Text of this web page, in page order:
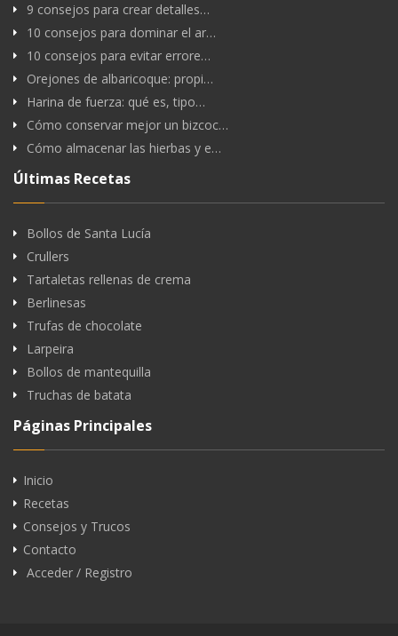
9 consejos para crear detalles…
10 consejos para dominar el ar…
10 consejos para evitar errore…
Orejones de albaricoque: propi…
Harina de fuerza: qué es, tipo…
Cómo conservar mejor un bizcoc…
Cómo almacenar las hierbas y e…
Últimas Recetas
Bollos de Santa Lucía
Crullers
Tartaletas rellenas de crema
Berlinesas
Trufas de chocolate
Larpeira
Bollos de mantequilla
Truchas de batata
Páginas Principales
Inicio
Recetas
Consejos y Trucos
Contacto
Acceder / Registro